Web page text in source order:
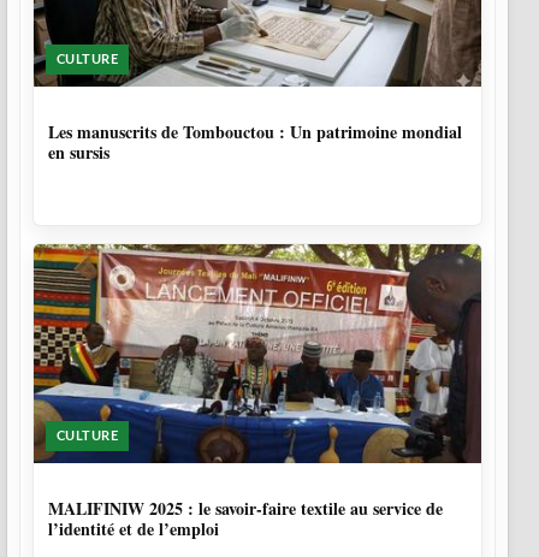
CULTURE
Les manuscrits de Tombouctou : Un patrimoine mondial
en sursis
CULTURE
MALIFINIW 2025 : le savoir-faire textile au service de
l’identité et de l’emploi